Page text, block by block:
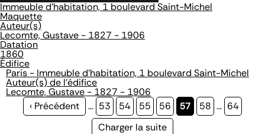
Immeuble d'habitation, 1 boulevard Saint-Michel
Maquette
Auteur(s)
Lecomte, Gustave - 1827 - 1906
Datation
1860
Édifice
Paris - Immeuble d'habitation, 1 boulevard Saint-Michel
Auteur(s) de l'édifice
Lecomte, Gustave - 1827 - 1906
Page
‹ Précédent … Page
53 Page
54 Page
55 Page
56
Page
57 Page
58 … Page
64
Page
Charger la suite